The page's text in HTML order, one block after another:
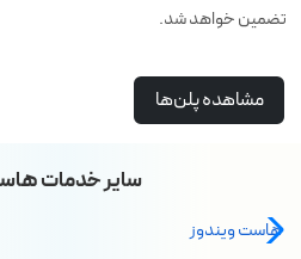
تضمین خواهد شد.
مشاهده پلن‌ها
سایر خدمات
هاست ویندوز